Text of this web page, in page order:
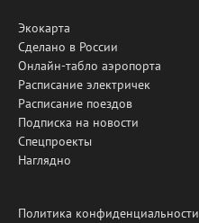
Экокарта
Сделано в России
Онлайн-табло аэропорта
Расписание электричек
Расписание поездов
Подписка на новости
Спецпроекты
Наглядно
Политика конфиденциальности